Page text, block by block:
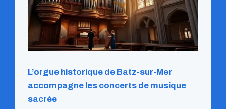
L’orgue historique de Batz-sur-Mer
accompagne les concerts de musique
sacrée